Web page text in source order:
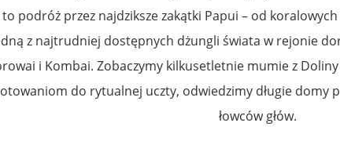
to podróż przez najdziksze zakątki Papui – od
z najtrudniej dostępnych dżungli świata w rejonie
i Kombai. Zobaczymy kilkusetletnie mumie z
do rytualnej uczty, odwiedzimy długie domy
łowców głów.